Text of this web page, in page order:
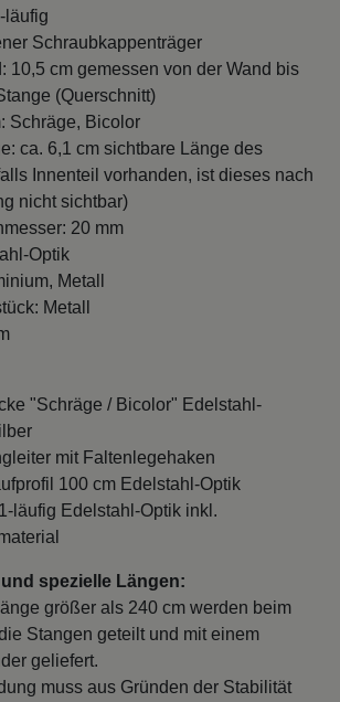
läufig
Schraubkappenträger
10,5 cm gemessen von der Wand bis
(Querschnitt)
Schräge, Bicolor
ca. 6,1 cm sichtbare Länge des
Innenteil vorhanden, ist dieses nach
nicht sichtbar)
20 mm
Optik
Metall
Metall
"Schräge / Bicolor" Edelstahl-
mit Faltenlegehaken
100 cm Edelstahl-Optik
läufig Edelstahl-Optik inkl.
spezielle Längen:
größer als 240 cm werden beim
Stangen geteilt und mit einem
geliefert.
muss aus Gründen der Stabilität